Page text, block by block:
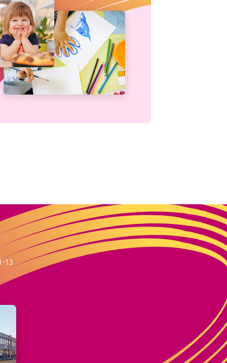
13